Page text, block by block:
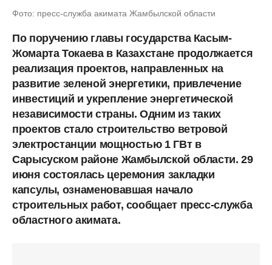
Фото: пресс-служба акимата Жамбылской области
По поручению главы государства Касым-
Жомарта Токаева в Казахстане продолжается
реализация проектов, направленных на
развитие зеленой энергетики, привлечение
инвестиций и укрепление энергетической
независимости страны. Одним из таких
проектов стало строительство ветровой
электростанции мощностью 1 ГВт в
Сарысуском районе Жамбылской области. 29
июня состоялась церемония закладки
капсулы, ознаменовавшая начало
строительных работ, сообщает пресс-служба
областного акимата.